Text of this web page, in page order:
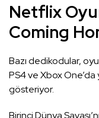
Netflix
Coming
Bazı dedikodular,
PS4 ve Xbox
gösteriyor.